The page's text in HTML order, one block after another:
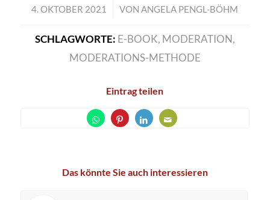
4. OKTOBER 2021
/ VONANGELA PENGL-BÖHM
SCHLAGWORTE: E-BOOK, MODERATION,
MODERATIONS-METHODE
Eintrag teilen
Das könnte Sie auch interessieren